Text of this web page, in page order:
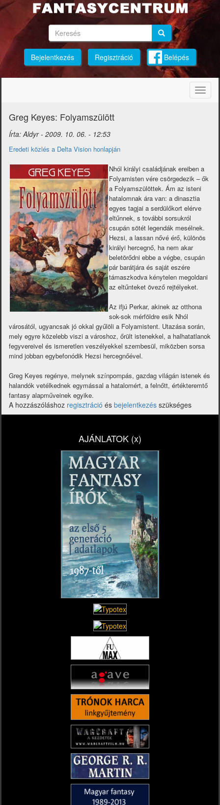
Ugrás
tartalomra
Keresés Keresés
Bejelentkezés Regisztráció Belépés
Greg Keyes: Folyamszülött
Írta:Aldyr- 2009. 10. 06. - 12:53
Eredeti közlés a Delta Vision honlapján
Nhól királyi családjának ereiben a
Folyamisten vére csörgedezik – ők
a Folyamszülöttek. Ám az isteni
hatalomnak ára van: a dinasztia
egyes tagjai a serdülőkort elérve
eltűnnek, s további sorsukról
csupán sötét legendák mesélnek.
Hezsi, a lassan nővé érő, különös
királyi hercegnő, ha nem akar
beletörődni ebbe a végbe, csupán
pár barátjára és saját eszére
támaszkodva kénytelen megoldani
az eltűnteket övező rejtélyeket.
Az ifjú Perkar, akinek az otthona
sok-sok mérföldre esik Nhól
városától, ugyancsak jó okkal gyűlöli a Folyamistent. Utazása során,
mely egyre közelebb viszi a városhoz, őrült istenekkel, a halhatatlanok
fegyvereivel és ismeretlen veszélyekkel szembesül, miközben sorsa
mind jobban egybefonódik Hezsi hercegnőével.
Greg Keyes regénye, melynek színpompás, gazdag világán istenek és
halandók vetélkednek egymással a hatalomért, a felnőtt, értékteremtő
fantasy alapműveinek egyike.
A hozzászóláshoz regisztráció és bejelentkezés szükséges
AJÁNLATOK (x)